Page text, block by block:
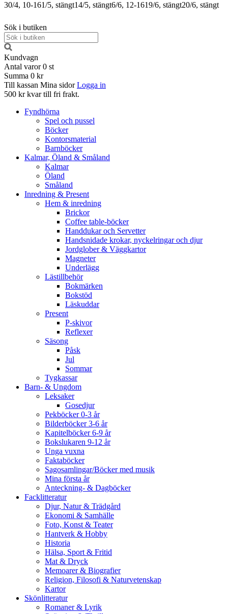
30/4, 10-161/5, stängt14/5, stängt6/6, 12-1619/6, stängt20/6, stängt
Sök i butiken
Kundvagn
Antal varor 0 st
Summa 0 kr
Till kassan Mina sidor Logga in
500 kr kvar till fri frakt.
Fyndhörna
Spel och pussel
Böcker
Kontorsmaterial
Barnböcker
Kalmar, Öland & Småland
Kalmar
Öland
Småland
Inredning & Present
Hem & inredning
Brickor
Coffee table-böcker
Handdukar och Servetter
Handsnidade krokar, nyckelringar och djur
Jordglober & Väggkartor
Magneter
Underlägg
Lästillbehör
Bokmärken
Bokstöd
Läskuddar
Present
P-skivor
Reflexer
Säsong
Påsk
Jul
Sommar
Tygkassar
Barn- & Ungdom
Leksaker
Gosedjur
Pekböcker 0-3 år
Bilderböcker 3-6 år
Kapitelböcker 6-9 år
Bokslukaren 9-12 år
Unga vuxna
Faktaböcker
Sagosamlingar/Böcker med musik
Mina första år
Anteckning- & Dagböcker
Facklitteratur
Djur, Natur & Trädgård
Ekonomi & Samhälle
Foto, Konst & Teater
Hantverk & Hobby
Historia
Hälsa, Sport & Fritid
Mat & Dryck
Memoarer & Biografier
Religion, Filosofi & Naturvetenskap
Kartor
Skönlitteratur
Romaner & Lyrik